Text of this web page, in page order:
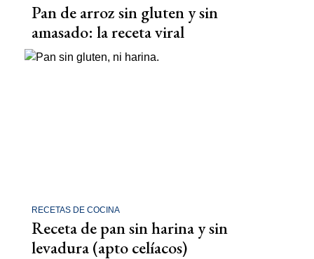
Pan de arroz sin gluten y sin
amasado: la receta viral
RECETAS DE COCINA
Receta de pan sin harina y sin
levadura (apto celíacos)